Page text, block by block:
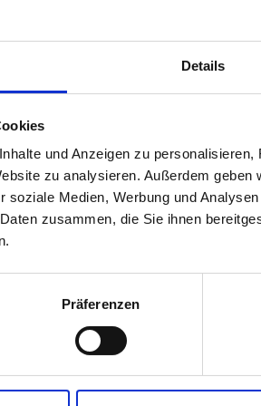
Details
und Anzeigen zu
zu analysieren. Außerdem
soziale Medien, Werbung und
zusammen, die Sie ihnen
Präferenzen
Mitnehmerlasche, 2-Loch Vorbohrung